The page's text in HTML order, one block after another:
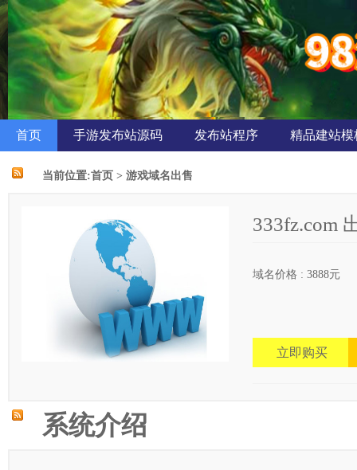
首页 手游发布站源码 发布站程序 精品建站模
当前位置:首页 > 游戏域名出售
333fz.com
域名价格 : 3888元
立即购买
系统介绍